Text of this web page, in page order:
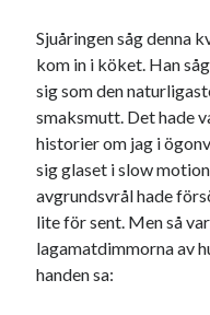
Dessa har något
Fantastiskt välformulerad
Onödiga citattecken
Dessa har något helt
En amerikansk språkpolis
Fula biblioteksböcker
Sjuåringen såg denna
kom in i köket. Han
sig som den
smaksmutt. Det hade
historier om jag i
sig glaset i slow
avgrundsvrål hade
lite för sent. Men så
lagamatdimmorna av
handen sa: